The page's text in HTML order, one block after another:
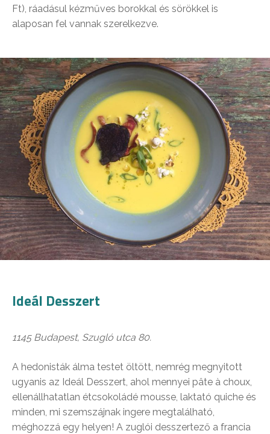
Ft), ráadásul kézműves borokkal és sörökkel is
alaposan fel vannak szerelkezve.
Ideál Desszert
1145 Budapest, Szugló utca 80.
A hedonisták álma testet öltött, nemrég megnyitott
ugyanis az Ideál Desszert, ahol mennyei pâte à choux,
ellenállhatatlan étcsokoládé mousse, laktató quiche és
minden, mi szemszájnak ingere megtalálható,
méghozzá egy helyen! A zuglói desszertező a francia